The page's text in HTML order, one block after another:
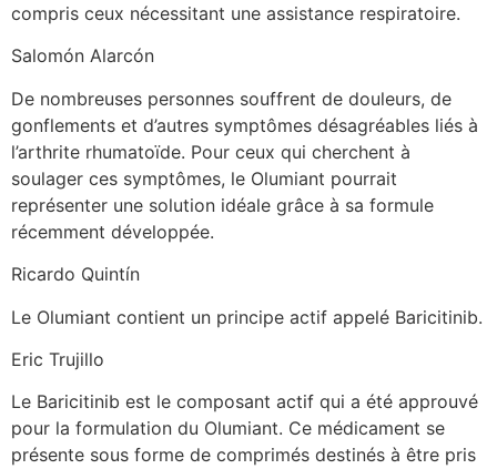
compris ceux nécessitant une assistance respiratoire.
Salomón Alarcón
De nombreuses personnes souffrent de douleurs, de
gonflements et d’autres symptômes désagréables liés à
l’arthrite rhumatoïde. Pour ceux qui cherchent à
soulager ces symptômes, le Olumiant pourrait
représenter une solution idéale grâce à sa formule
récemment développée.
Ricardo Quintín
Le Olumiant contient un principe actif appelé Baricitinib.
Eric Trujillo
Le Baricitinib est le composant actif qui a été approuvé
pour la formulation du Olumiant. Ce médicament se
présente sous forme de comprimés destinés à être pris